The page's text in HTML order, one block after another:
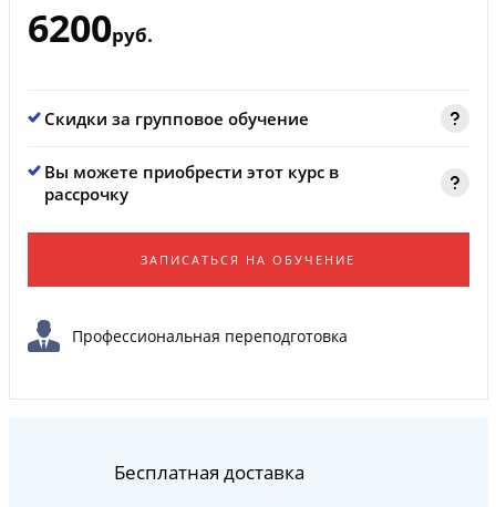
6200руб.
Скидки за групповое обучение
Вы можете приобрести этот курс в
рассрочку
ЗАПИСАТЬСЯ НА ОБУЧЕНИЕ
Профессиональная переподготовка
Бесплатная доставка